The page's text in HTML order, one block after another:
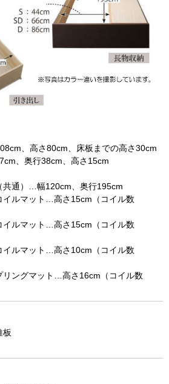
、高さ80cm、床板までの高さ30cm
、奥行38cm、高さ15cm
共通）…幅120cm、奥行195cm
イルマット…高さ15cm（コイル数
イルマット…高さ15cm（コイル数
イルマット…高さ10cm（コイル数
リングマット…高さ16cm（コイル数
板